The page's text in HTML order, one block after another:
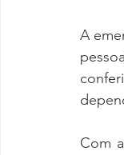
A
Com